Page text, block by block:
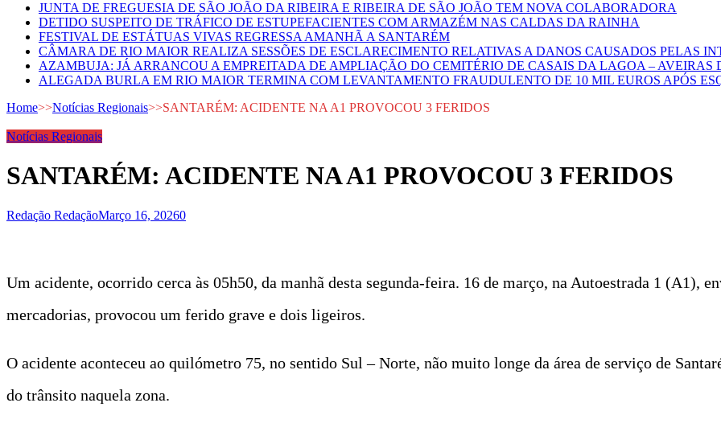
JUNTA DE FREGUESIA DE SÃO JOÃO DA RIBEIRA E RIBEIRA DE SÃO JOÃO TEM NOVA COLABORADORA
DETIDO SUSPEITO DE TRÁFICO DE ESTUPEFACIENTES COM ARMAZÉM NAS CALDAS DA RAINHA
FESTIVAL DE ESTÁTUAS VIVAS REGRESSA AMANHÃ A SANTARÉM
CÂMARA DE RIO MAIOR REALIZA SESSÕES DE ESCLARECIMENTO RELATIVAS A DANOS CAUSADOS PELAS
AZAMBUJA: JÁ ARRANCOU A EMPREITADA DE AMPLIAÇÃO DO CEMITÉRIO DE CASAIS DA LAGOA – AVEIRAS
ALEGADA BURLA EM RIO MAIOR TERMINA COM LEVANTAMENTO FRAUDULENTO DE 10 MIL EUROS APÓS
Home>>Notícias Regionais>>SANTARÉM: ACIDENTE NA A1 PROVOCOU 3 FERIDOS
Notícias Regionais
SANTARÉM: ACIDENTE NA A1 PROVOCOU 3 FERIDOS
Redação RedaçãoMarço 16, 20260
Um acidente, ocorrido cerca às 05h50, da manhã desta segunda-feira. 16 de março, na Autoestrada 1 (A1),
mercadorias, provocou um ferido grave e dois ligeiros.
O acidente aconteceu ao quilómetro 75, no sentido Sul – Norte, não muito longe da área de serviço de
do trânsito naquela zona.